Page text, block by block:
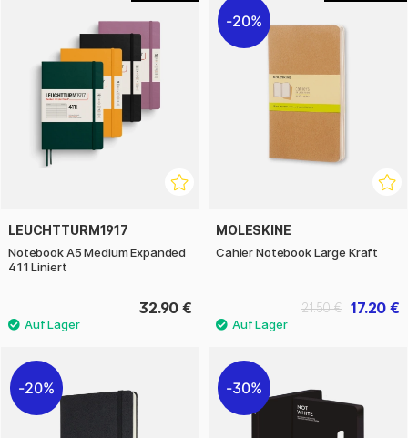
LEUCHTTURM1917
Notebook A5 Medium Expanded
411 Liniert
32.90 €
20%
MOLESKINE
Cahier Notebook Large Kraft
17.20 €
21.50 €
20% 30%